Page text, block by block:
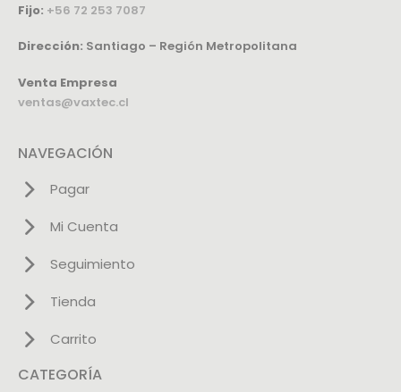
Fijo: +56 72 253 7087
Dirección: Santiago – Región Metropolitana
Venta Empresa
ventas@vaxtec.cl
NAVEGACIÓN
Pagar
Mi Cuenta
Seguimiento
Tienda
Carrito
CATEGORÍA